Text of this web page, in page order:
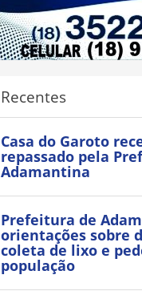
Recentes
Casa do Garoto
repassado pela
Adamantina
Prefeitura de
orientações sobre
coleta de lixo e
população